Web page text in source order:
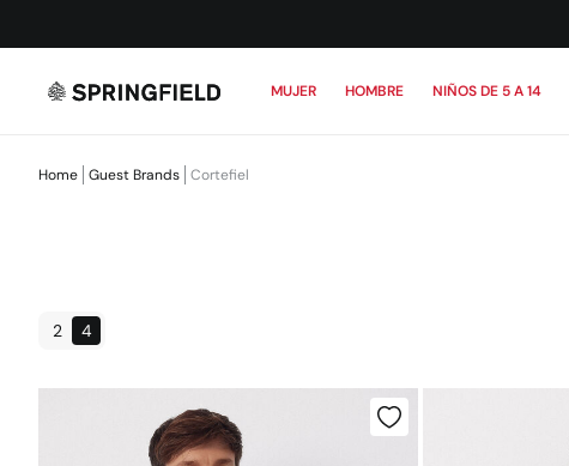
MUJER HOMBRE NIÑOS DE 5 A 14
Home Guest Brands Cortefiel
2 4